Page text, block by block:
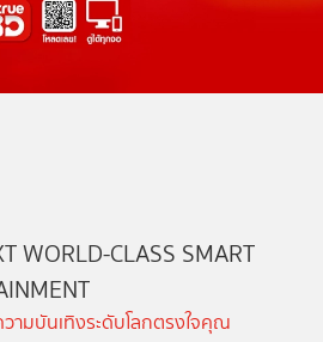
WORLD-CLASS SMART
ามบันเทิงระดับโลกตรงใจคุณ